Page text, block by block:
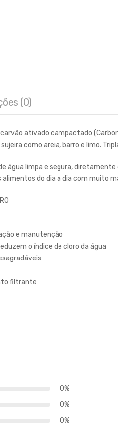
(0)
ativado campactado
como areia, barro e limo.
água limpa e segura,
alimentos do dia a dia com muito
e manutenção
o índice de cloro da água
filtrante
0%
0%
0%